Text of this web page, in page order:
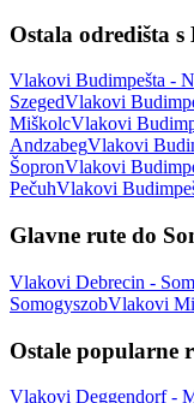
Ostala odredišta s
Vlakovi Budimpešta -
SzegedVlakovi
MiškolcVlakovi
AndzabegVlakovi
ŠopronVlakovi
PečuhVlakovi
Glavne rute do
Vlakovi Debrecin -
SomogyszobVlakovi
Ostale popularne
Vlakovi Deggendorf -